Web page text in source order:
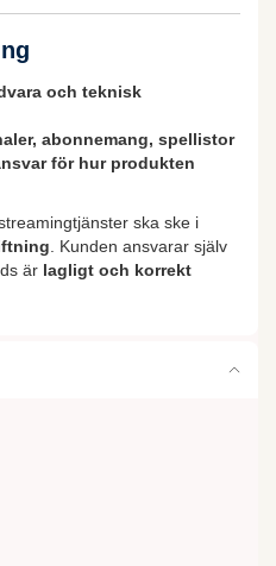
och teknisk
abonnemang, spellistor
för hur produkten
ska ske i
. Kunden ansvarar själv
är lagligt och korrekt